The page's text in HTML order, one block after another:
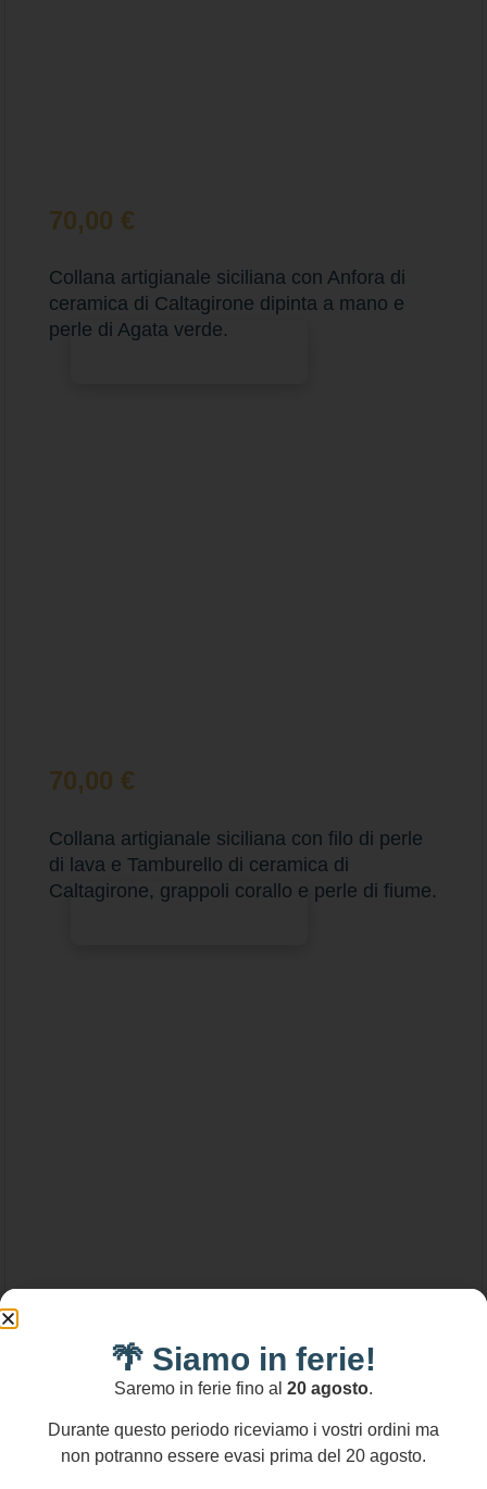
70,00 €
Collana artigianale siciliana con Anfora di
ceramica di Caltagirone dipinta a mano e
perle di Agata verde.
70,00 €
Collana artigianale siciliana con filo di perle
di lava e Tamburello di ceramica di
Caltagirone, grappoli corallo e perle di fiume.
70,00€
Collana artigianale siciliana con Giada verde
e Anfora di ceramica di Caltagirone dipinta a
mano.
🌴 Siamo in ferie!
Saremo in ferie fino al 20 agosto.
Durante questo periodo riceviamo i vostri ordini ma
non potranno essere evasi prima del 20 agosto.